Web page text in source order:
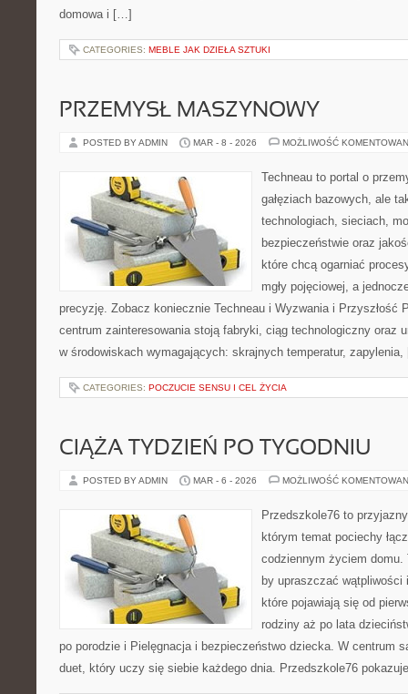
domowa i […]
CATEGORIES: MEBLE JAK DZIEŁA SZTUKI
PRZEMYSŁ MASZYNOWY
POSTED BY ADMIN MAR - 8 - 2026 MOŻLIWOŚĆ
Techneau to portal o
gałęziach bazowych, ale
technologiach, sieciach,
bezpieczeństwie oraz
które chcą ogarniać
mgły pojęciowej, a
precyzję. Zobacz koniecznie Techneau i Wyzwania i Przyszłość
centrum zainteresowania stoją fabryki, ciąg technologiczny oraz
w środowiskach wymagających: skrajnych temperatur,
CATEGORIES: POCZUCIE SENSU I CEL ŻYCIA
CIĄŻA TYDZIEŃ PO TYGODNIU
POSTED BY ADMIN MAR - 6 - 2026 MOŻLIWOŚĆ
Przedszkole76 to
którym temat pociechy
codziennym życiem
by upraszczać wątpliwości
które pojawiają się od
rodziny aż po lata
po porodzie i Pielęgnacja i bezpieczeństwo dziecka. W centrum
duet, który uczy się siebie każdego dnia. Przedszkole76